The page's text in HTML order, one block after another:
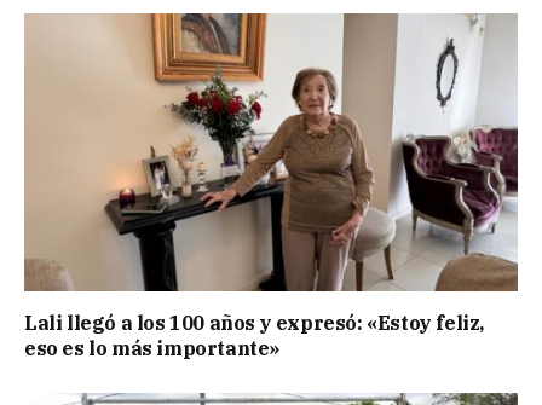
Lali llegó a los 100 años y expresó: «Estoy feliz,
eso es lo más importante»